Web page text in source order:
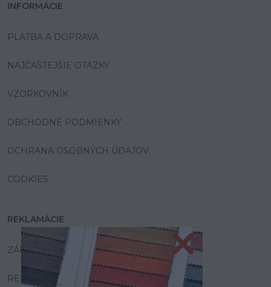
INFORMÁCIE
PLATBA A DOPRAVA
NAJČASTEJŠIE OTÁZKY
VZORKOVNÍK
OBCHODNÉ PODMIENKY
OCHRANA OSOBNÝCH ÚDAJOV
COOKIES
REKLAMÁCIE
ZÁRUKA A SERVIS
REKLAMAČNÝ PORIADOK